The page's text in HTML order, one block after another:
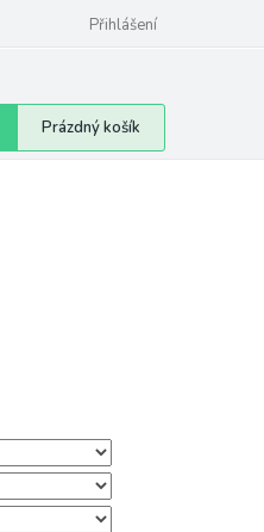
Přihlášení
Nákupní
košík
Prázdný košík